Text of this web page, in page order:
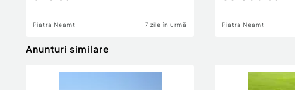
Piatra Neamt 7 zile în urmă Piatra Neamt
Anunturi similare